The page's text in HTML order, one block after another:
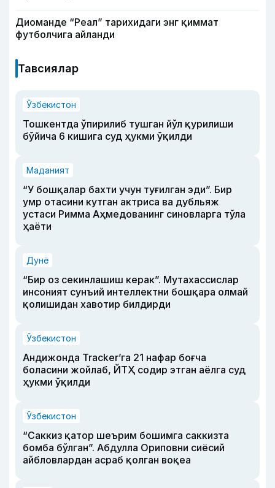
Диоманде “Реал” тарихидаги энг қиммат
футболчига айланди
Тавсиялар
Ўзбекистон
Тошкентда ўпирилиб тушган йўл қурилиши
бўйича 6 кишига суд ҳукми ўқилди
Маданият
“У бошқалар бахти учун туғилган эди”. Бир
умр отасини кутган актриса ва дубльяж
устаси Римма Аҳмедованинг синовларга тўла
ҳаёти
Дунё
“Бир оз секинлашиш керак”. Мутахассислар
инсоният сунъий интеллектни бошқара олмай
қолишидан хавотир билдирди
Ўзбекистон
Андижонда Tracker’га 21 нафар боғча
боласини жойлаб, ЙТҲ содир этган аёлга суд
ҳукми ўқилди
Ўзбекистон
“Саккиз қатор шеърим бошимга саккизта
бомба бўлган”. Абдулла Ориповни сиёсий
айбловлардан асраб қолган воқеа